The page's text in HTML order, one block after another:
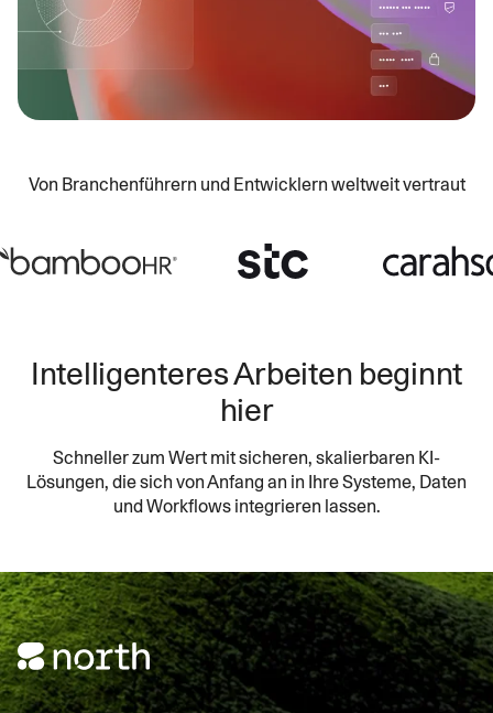
Von Branchenführern und Entwicklern weltweit vertraut
Intelligenteres Arbeiten beginnt
hier
Schneller zum Wert mit sicheren, skalierbaren KI-
Lösungen, die sich von Anfang an in Ihre Systeme, Daten
und Workflows integrieren lassen.